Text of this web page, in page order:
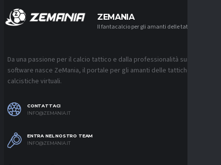
ZEMANIA
Il fantacalcio per gli amanti delle tattiche
Da una passione per il calcio tattico e dalla professionalità sui
software nasce ZeMania, il portale per gli amanti delle tattiche
calcistiche virtuali.
CONTATTACI
INFO@ZEMANIA.IT
ENTRA NEL NOSTRO TEAM
INFO@ZEMANIA.IT